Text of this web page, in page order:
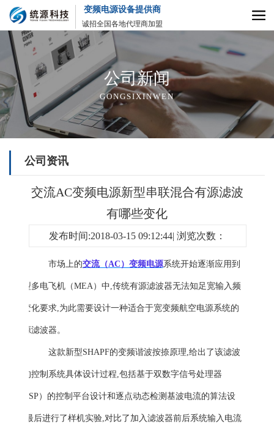
变频电源设备提供商
诚招全国各地代理商加盟
公司新闻
GONGSIXINWEN
公司资讯
交流AC变频电源新型串联混合有源滤波
有哪些变化
发布时间:2018-03-15 09:12:44| 浏览次数：
市场上的交流（AC ）变频电源系统开始逐渐应用到
新型多电飞机（MEA）中,传统有源滤波器无法知足宽输入频
率变化要求,为此需要设计一种适合于宽变频航空电源系统的
有源滤波器。
这款新型SHAPF的变频谐波按捺原理,给出了该滤波
器的控制系统具体设计过程,包括基于双数字信号处理器
（DSP）的控制平台设计和逐点动态检测基波电流的算法设
计,最后进行了样机实验,对比了加入滤波器前后系统输入电流